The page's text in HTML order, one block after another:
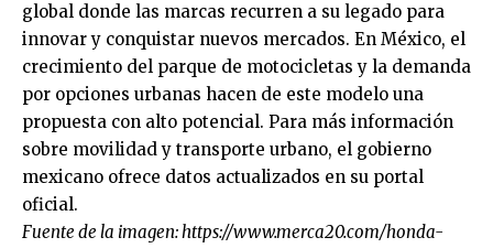
global donde las marcas recurren a su legado para
innovar y conquistar nuevos mercados. En México, el
crecimiento del parque de motocicletas y la demanda
por opciones urbanas hacen de este modelo una
propuesta con alto potencial. Para más información
sobre movilidad y transporte urbano, el gobierno
mexicano ofrece datos actualizados en su portal
oficial.
Fuente de la imagen:https://www.merca20.com/honda-